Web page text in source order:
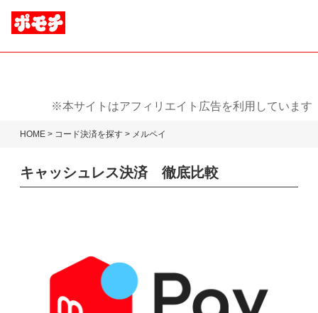
※本サイトはアフィリエイト広告を利用しています
HOME > コード決済を探す > メルペイ
キャッシュレス決済 徹底比較